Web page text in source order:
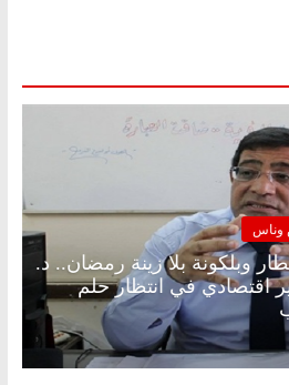
وناس
وبلكونة بلا زينة رمضان.. د.
اقتصادي في انتظار حلم